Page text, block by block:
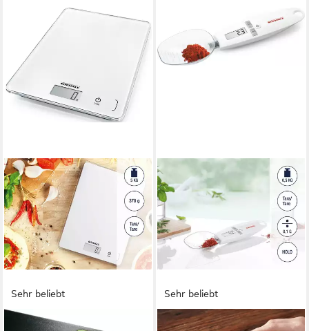
Sehr beliebt
SOEHNLE
Sehr beliebt
SOEHNLE